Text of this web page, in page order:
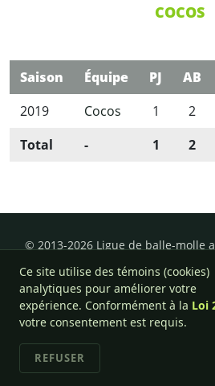
COCOS
Saison Équipe PJ AB
2019
Cocos 1 2
Total
- 1 2
© 2013-2026 Ligue de balle-molle
Ce site utilise des témoins (cookies)
analytiques pour améliorer votre
expérience. Conformément à la Loi
votre consentement est requis.
REFUSER